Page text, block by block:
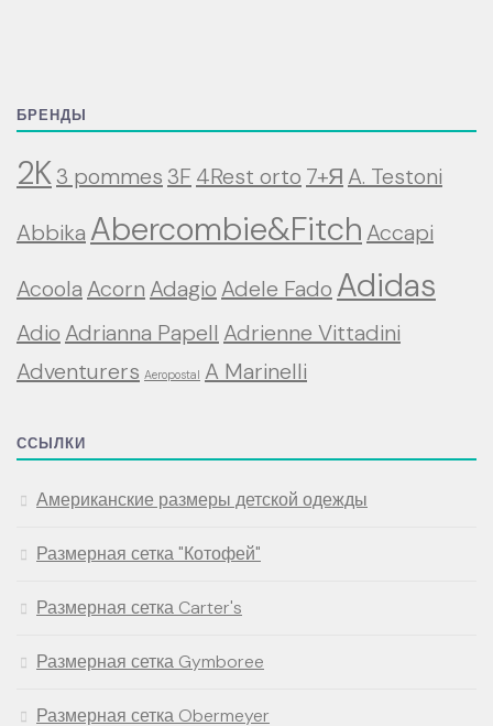
БРЕНДЫ
2K3 pommes3F 4Rest orto 7+Я A. Testoni
Abbika Abercombie&Fitch Accapi
Acoola Acorn Adagio Adele Fado Adidas
Adio Adrianna Papell Adrienne Vittadini
Adventurers Aeropostal A Marinelli
ССЫЛКИ
Американские размеры детской одежды
Размерная сетка "Котофей"
Размерная сетка Carter's
Размерная сетка Gymboree
Размерная сетка Obermeyer